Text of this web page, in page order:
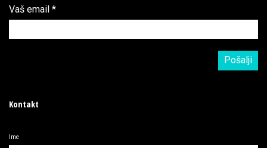
Vaš email *
Kontakt
Ime